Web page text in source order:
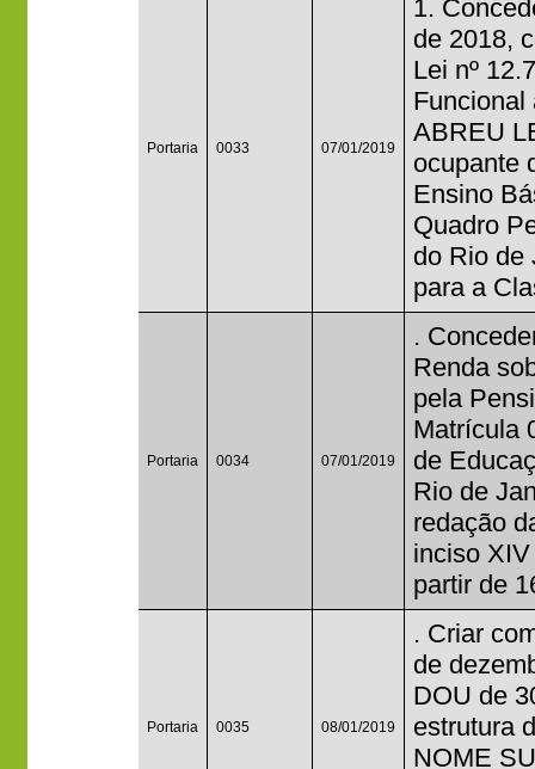
Portaria 0033 07/01/2019
1.
de 2018,
Lei nº
Funcional
ABREU
ocupante
Ensino
Quadro
do Rio de
para a
Portaria 0034 07/01/2019
.
Renda
pela
Matrícula
de
Rio de
redação
inciso XIV
partir de
Portaria 0035 08/01/2019
. Criar
de
DOU de
estrutura
NOME